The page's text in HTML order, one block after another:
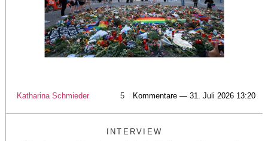
Katharina Schmieder 5 Kommentare — 31. Juli 2026 13:20
INTERVIEW